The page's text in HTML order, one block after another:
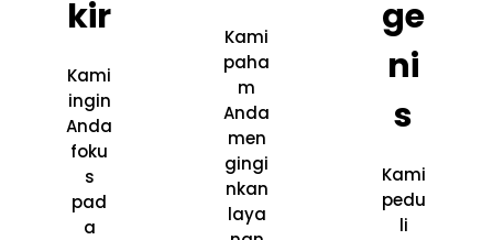
kir
Kami
ingin
Anda
foku
s
pad
a
Kami
paha
m
Anda
men
gingi
nkan
laya
ge
ni
s
Kami
pedu
li